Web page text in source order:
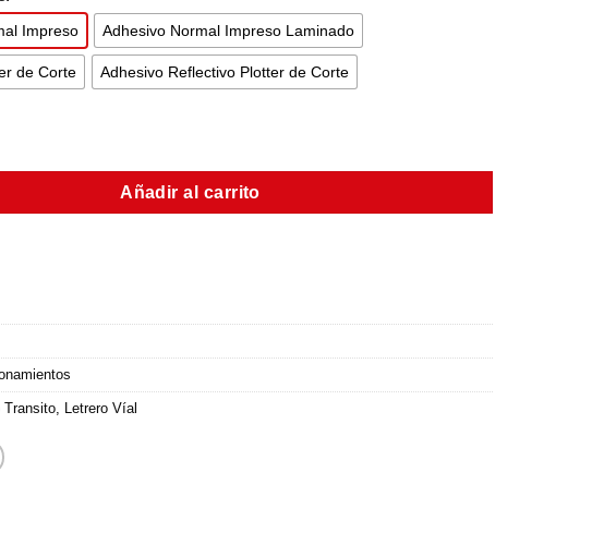
Impreso Adhesivo Normal Impreso Laminado
de Corte Adhesivo Reflectivo Plotter de Corte
Añadir al carrito
Transito, Letrero Víal